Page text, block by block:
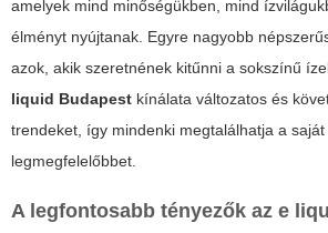
amelyek mind minőségükben, mind
élményt nyújtanak. Egyre nagyobb
azok, akik szeretnének kitűnni a sokszínű
liquid Budapest kínálata változatos és
trendeket, így mindenki megtalálhatja a
legmegfelelőbbet.
A legfontosabb tényezők az e